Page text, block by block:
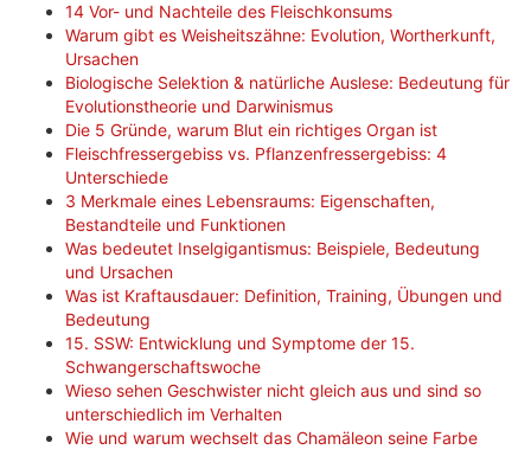
14 Vor- und Nachteile des Fleischkonsums
Warum gibt es Weisheitszähne: Evolution, Wortherkunft,
Ursachen
Biologische Selektion & natürliche Auslese: Bedeutung für
Evolutionstheorie und Darwinismus
Die 5 Gründe, warum Blut ein richtiges Organ ist
Fleischfressergebiss vs. Pflanzenfressergebiss: 4
Unterschiede
3 Merkmale eines Lebensraums: Eigenschaften,
Bestandteile und Funktionen
Was bedeutet Inselgigantismus: Beispiele, Bedeutung
und Ursachen
Was ist Kraftausdauer: Definition, Training, Übungen und
Bedeutung
15. SSW: Entwicklung und Symptome der 15.
Schwangerschaftswoche
Wieso sehen Geschwister nicht gleich aus und sind so
unterschiedlich im Verhalten
Wie und warum wechselt das Chamäleon seine Farbe